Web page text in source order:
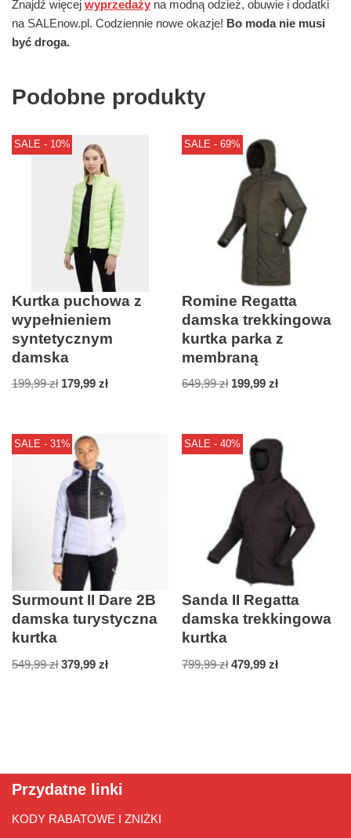
Znajdź więcej wyprzedaży na modną odzież, obuwie i dodatki
na SALEnow.pl. Codziennie nowe okazje! Bo moda nie musi
być droga.
Podobne produkty
SALE - 10%
Kurtka puchowa z
wypełnieniem
syntetycznym
damska
199,99zł 179,99 zł
SALE - 69%
Romine Regatta
damska trekkingowa
kurtka parka z
membraną
649,99zł 199,99zł
SALE - 31%
Surmount II Dare 2B
damska turystyczna
kurtka
549,99zł 379,99 zł
SALE - 40%
Sanda II Regatta
damska trekkingowa
kurtka
799,99zł 479,99zł
Przydatne linki
KODY RABATOWE I ZNIŻKI